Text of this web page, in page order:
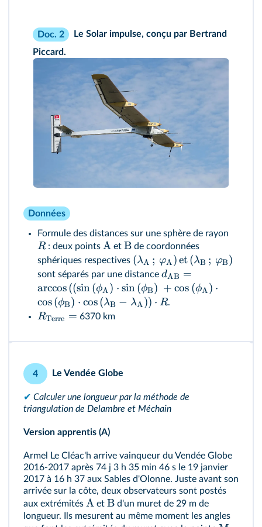
Doc. 2
Le Solar impulse, conçu par Bertrand
Piccard.
Données
Formule des distances sur une sphère de rayon
R: deux points A et B de coordonnées
sphériques respectives (λA ; φA)et(λB ; φB)
sont séparés par une distance dAB =
arccos((sin(ϕA) ⋅ sin(ϕB) + cos (ϕA) ⋅
cos(ϕB) ⋅ cos(λB − λA)) ⋅ R.
RTerre = 6370 km
4 Le Vendée Globe
✔ Calculer une longueur par la méthode de
triangulation de Delambre et Méchain
Version apprentis (A)
Armel Le Cléac'h arrive vainqueur du Vendée Globe
2016-2017 après 74 j 3 h 35 min 46 s le 19 janvier
2017 à 16 h 37 aux Sables d'Olonne. Juste avant son
arrivée sur la côte, deux observateurs sont postés
aux extrémités A et B d'un muret de 29 m de
longueur. Ils mesurent au même moment les angles